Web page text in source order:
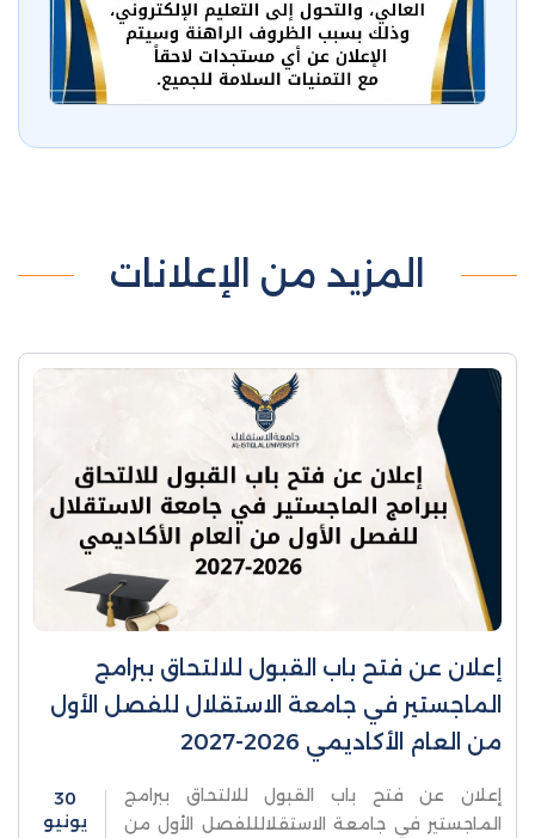
المزيد من الإعلانات
إعلان عن فتح باب القبول للالتحاق ببرامج
الماجستير في جامعة الاستقلال للفصل الأول
من العام الأكاديمي 2026-2027
إعلان عن فتح باب القبول للالتحاق ببرامج
الماجستير في جامعة الاستقلالللفصل الأول من
30
يونيو